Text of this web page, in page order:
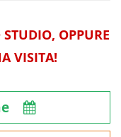
OPPURE
VISITA!